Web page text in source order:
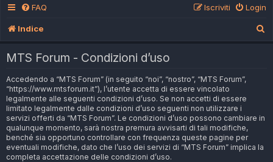
FAQ Login
Iscriviti
Indice
MTS Forum - Condizioni d’uso
Accedendo a “MTS Forum” (in seguito “noi”, “nostro”, “MTS Forum”,
“https://www.mtsforum.it”), l’utente accetta di essere vincolato
legalmente alle seguenti condizioni d’uso. Se non accetti di essere
limitato legalmente dalle condizioni d’uso seguenti non utilizzare i
servizi offerti da “MTS Forum”. Le condizioni d’uso possono cambiare in
qualunque momento, sarà nostra premura avvisarti di tali modifiche,
benché sia opportuno controllare con frequenza queste pagine per
eventuali modifiche, dato che l’uso dei servizi di “MTS Forum” implica la
completa accettazione delle condizioni d’uso.